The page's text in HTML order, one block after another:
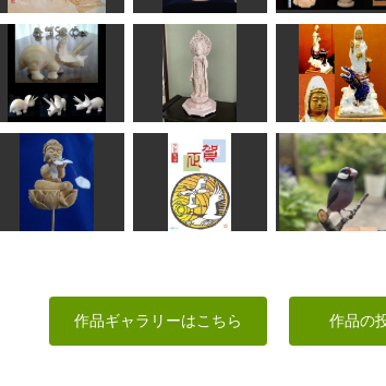
goldfish
kassy
咲耶姫と天人
msuganuma
地蔵菩薩他
shadow
トリケラトプス
ken
瑠璃観音
みっちゃん
白衣観音
sigesama
稚児観音「かのん：
散華」
平成31年 年賀状
fuku
文鳥
MINI
作品ギャラリーはこちら 作品の